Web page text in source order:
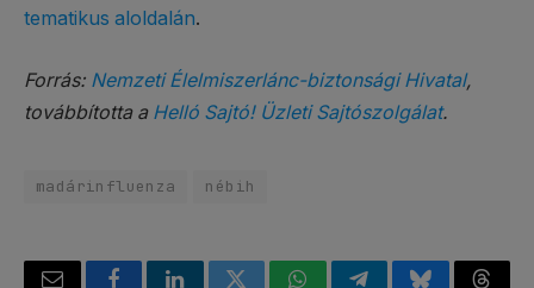
tematikus aloldalán.
Forrás: Nemzeti Élelmiszerlánc-biztonsági Hivatal,
továbbította a Helló Sajtó! Üzleti Sajtószolgálat.
madárinfluenza nébih